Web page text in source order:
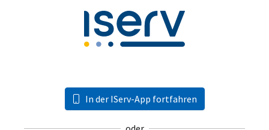
In der IServ-App fortfahren